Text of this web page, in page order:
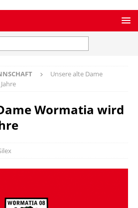
Unsere alte Dame
Wormatia wird